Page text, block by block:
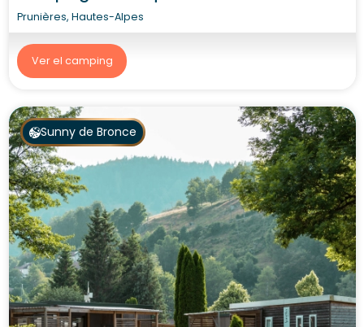
Prunières, Hautes-Alpes
Ver el camping
Sunny de Bronce